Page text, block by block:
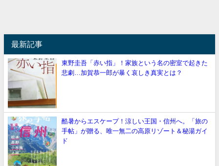
最新記事
東野圭吾「赤い指」！家族という名の密室で起きた
悲劇…加賀恭一郎が暴く哀しき真実とは？
酷暑からエスケープ！涼しい王国・信州へ。「旅の
手帖」が贈る、唯一無二の高原リゾート＆秘湯ガイ
ド